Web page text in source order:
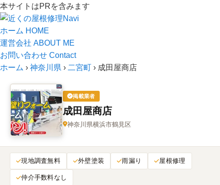
本サイトはPRを含みます
ホーム HOME
運営会社 ABOUT ME
お問い合わせ Contact
ホーム › 神奈川県 › 二宮町 › 成田屋商店
掲載業者
成田屋商店
神奈川県横浜市鶴見区
現地調査無料 外壁塗装 雨漏り 屋根修理
仲介手数料なし